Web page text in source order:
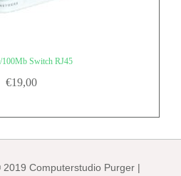
100Mb Switch RJ45
€19,00
Computerstudio Purger |